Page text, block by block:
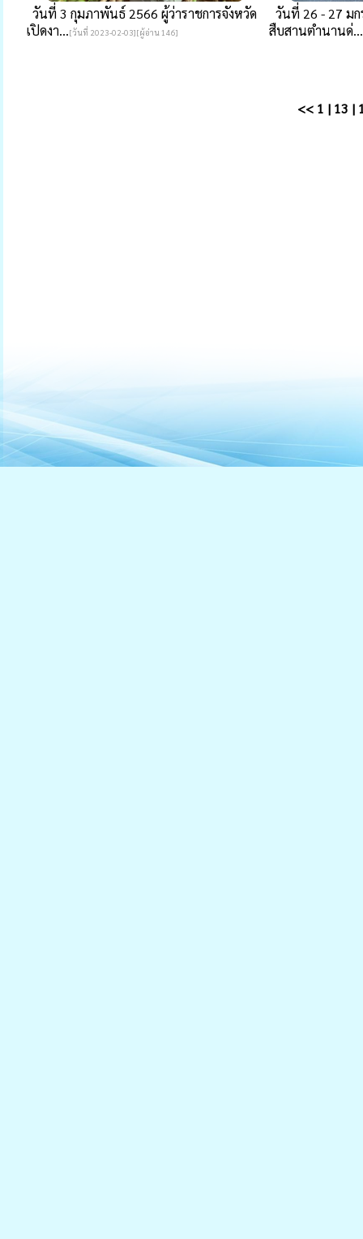
วันที่ 3 กุมภาพันธ์ 2566 ผู้ว่าราชการจังหวัด
เปิดงา...[วันที่ 2023-02-03][ผู้อ่าน 146]
วันที่ 26 - 27 ม
สืบสานตำนานด่...
<< 1 | 13 |